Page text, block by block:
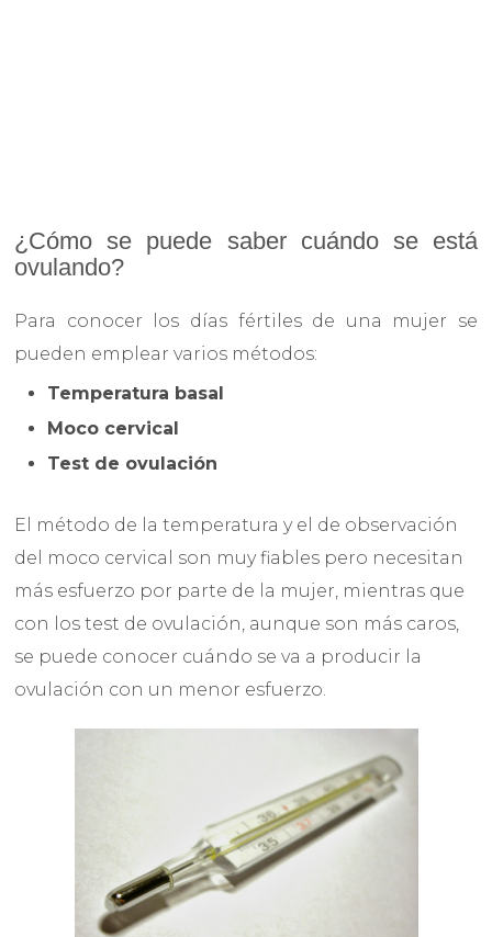
¿Cómo se puede saber cuándo se está
ovulando?
Para conocer los días fértiles de una mujer se
pueden emplear varios métodos:
Temperatura basal
Moco cervical
Test de ovulación
El método de la temperatura y el de observación
del moco cervical son muy fiables pero necesitan
más esfuerzo por parte de la mujer, mientras que
con los test de ovulación, aunque son más caros,
se puede conocer cuándo se va a producir la
ovulación con un menor esfuerzo.